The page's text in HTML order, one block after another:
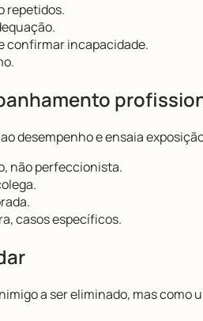
repetidos.
confirmar incapacidade.
desempenho e ensaia
não perfeccionista.
casos específicos.
a ser eliminado, mas